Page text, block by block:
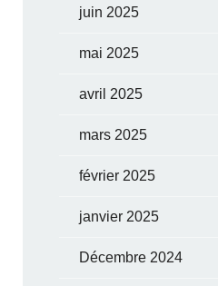
juin 2025
mai 2025
avril 2025
mars 2025
février 2025
janvier 2025
Décembre 2024